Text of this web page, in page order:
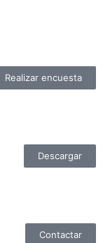
Realizar encuesta
Descargar
Contactar